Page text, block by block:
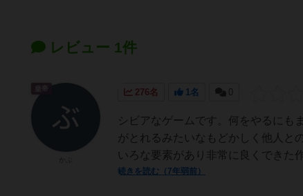
レビュー 1件
276名 1名 0
シビアなゲームです。何をやるにも
がとれるみたいなもどかしく他人と
いろな要素があり非常に良くできた
続きを読む（7年弱前）
皇帝